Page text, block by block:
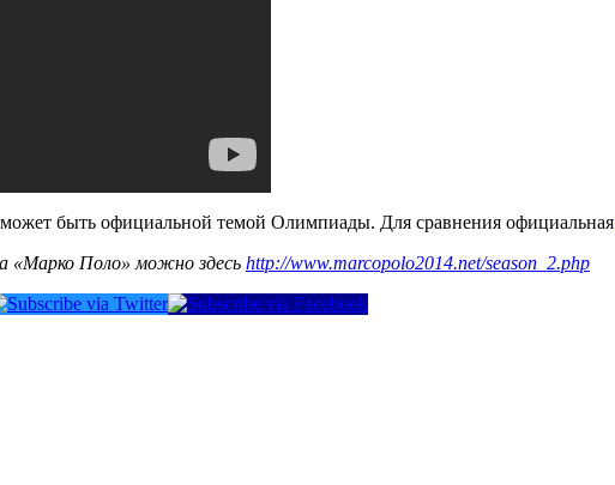
быть официальной темой Олимпиады. Для сравнения официальная
«Марко Поло» можно здесь http://www.marcopolo2014.net/season_2.php